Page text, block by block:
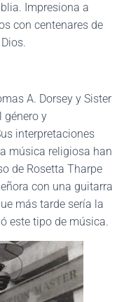
Impresiona a
con centenares de
A. Dorsey y Sister
género y
interpretaciones
música religiosa han
de Rosetta Tharpe
con una guitarra
más tarde sería la
este tipo de música.